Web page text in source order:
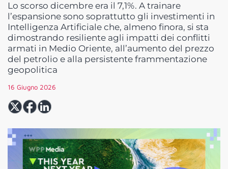
Lo scorso dicembre era il 7,1%. A trainare
l’espansione sono soprattutto gli investimenti in
Intelligenza Artificiale che, almeno finora, si sta
dimostrando resiliente agli impatti dei conflitti
armati in Medio Oriente, all’aumento del prezzo
del petrolio e alla persistente frammentazione
geopolitica
16 Giugno 2026